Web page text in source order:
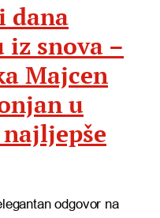
dana
snova –
Majcen
u
odgovor na